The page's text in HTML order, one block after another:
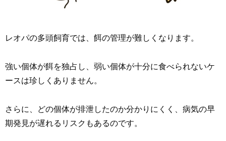
レオパの多頭飼育では、餌の管理が難しくなります。
強い個体が餌を独占し、弱い個体が十分に食べられないケ
ースは珍しくありません。
さらに、どの個体が排泄したのか分かりにくく、病気の早
期発見が遅れるリスクもあるのです。